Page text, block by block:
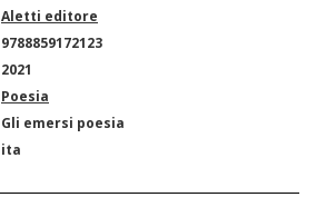
Aletti editore
9788859172123
2021
Poesia
Gli emersi poesia
ita